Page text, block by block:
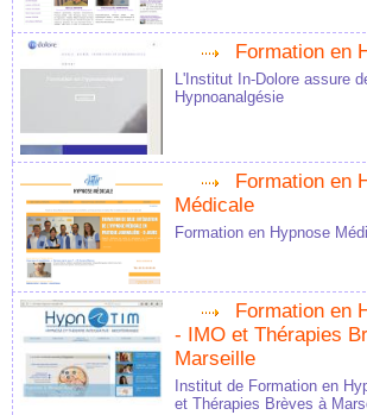
Formation en
L'Institut In-Dolore assure
Hypnoanalgésie
Formation en
Médicale
Formation en Hypnose
Formation en
- IMO et Thérapies
Marseille
Institut de Formation en
et Thérapies Brèves à